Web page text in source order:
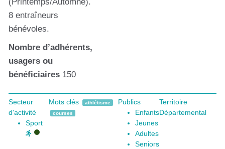
8 entraîneurs
bénévoles.
Nombre d’adhérents,
usagers ou
bénéficiaires 150
Secteur
d'activité
Sport
Mots clés
athlétisme
courses
Publics
Enfants
Jeunes
Adultes
Seniors
Territoire
Départemental